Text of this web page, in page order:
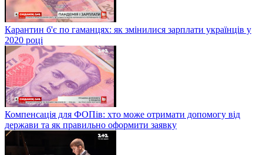
Карантин б'є по гаманцях: як змінилися зарплати українців у
2020 році
Компенсація для ФОПів: хто може отримати допомогу від
держави та як правильно оформити заявку